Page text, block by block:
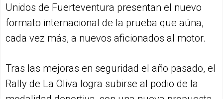
Unidos de Fuerteventura presentan el nuevo
formato internacional de la prueba que aúna,
cada vez más, a nuevos aficionados al motor.
Tras las mejoras en seguridad el año pasado, el
Rally de La Oliva logra subirse al podio de la